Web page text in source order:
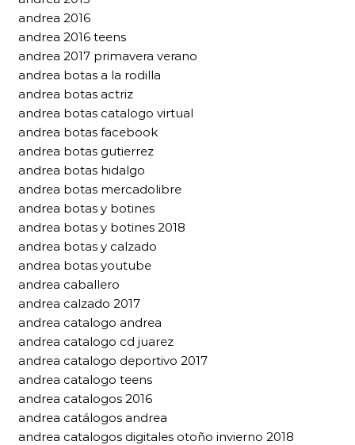
andrea 2016
andrea 2016 teens
andrea 2017 primavera verano
andrea botas a la rodilla
andrea botas actriz
andrea botas catalogo virtual
andrea botas facebook
andrea botas gutierrez
andrea botas hidalgo
andrea botas mercadolibre
andrea botas y botines
andrea botas y botines 2018
andrea botas y calzado
andrea botas youtube
andrea caballero
andrea calzado 2017
andrea catalogo andrea
andrea catalogo cd juarez
andrea catalogo deportivo 2017
andrea catalogo teens
andrea catalogos 2016
andrea catálogos andrea
andrea catalogos digitales otoño invierno 2018